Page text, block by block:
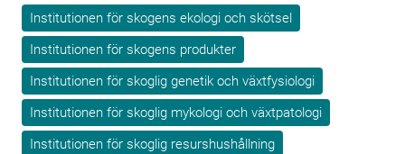
Institutionen för skogens ekologi och skötsel
Institutionen för skogens produkter
Institutionen för skoglig genetik och växtfysiologi
Institutionen för skoglig mykologi och växtpatologi
Institutionen för skoglig resurshushållning